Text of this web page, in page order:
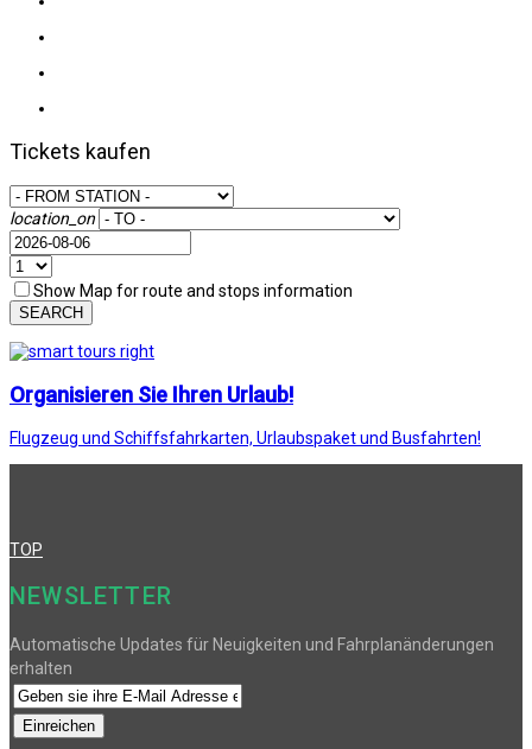
Tickets kaufen
location_on
Show Map for route and stops information
SEARCH
Organisieren Sie Ihren Urlaub!
Flugzeug und Schiffsfahrkarten, Urlaubspaket und Busfahrten!
TOP
NEWSLETTER
Automatische Updates für Neuigkeiten und Fahrplanänderungen
erhalten